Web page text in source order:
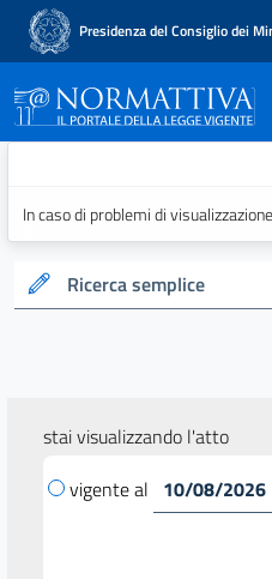
Presidenza del Consiglio dei
Normattiva
In caso di problemi di
Ricerca semplice
stai visualizzando l'atto
vigente al